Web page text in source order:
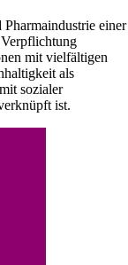
einer
mit vielfältigen
als
sozialer
ist.